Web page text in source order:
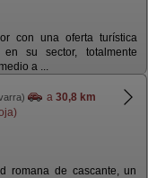
con una oferta turística
en su sector, totalmente
a ...
a 30,8 km
romana de cascante, un